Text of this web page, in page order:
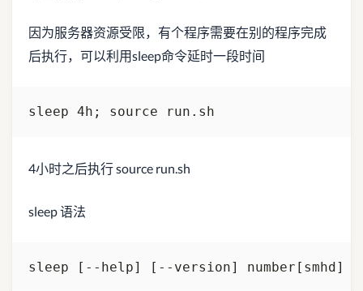
因为服务器资源受限，有个程序需要在别的程序完成
后执行，可以利用sleep命令延时一段时间
4小时之后执行 source run.sh
sleep 语法